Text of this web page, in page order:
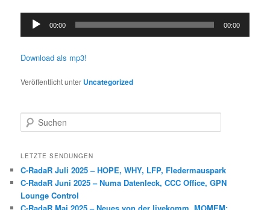
Audio-
Player
00:00 00:00
Download als mp3!
Veröffentlicht unter Uncategorized
u
h
n
LETZTE SENDUNGEN
C-RadaR Juli 2025 – HOPE, WHY, LFP, Fledermauspark
C-RadaR Juni 2025 – Numa Datenleck, CCC Office, GPN
Lounge Control